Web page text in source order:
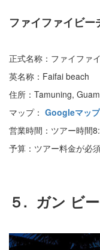
ファイファイビ
正式名称：ファイファ
英名称：Faifai beach
住所：Tamuning,
マップ： Googleマップ
営業時間：ツアー時間
予算：ツアー料金が必
５. ガン ビ